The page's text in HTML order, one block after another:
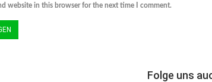
website in this browser for the next time I comment.
Folge uns